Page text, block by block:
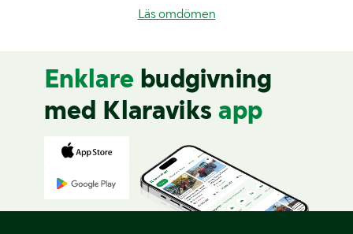
Läs omdömen
Enklare budgivning
med Klaraviks app